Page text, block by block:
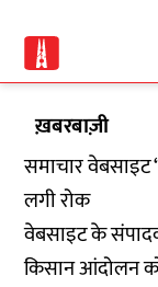
ख़बरबाज़ी
समाचार वेबसाइट
लगी रोक
वेबसाइट के
किसान आंदोलन